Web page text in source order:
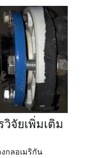
จัยเพิ่มเติม
กลอเมริกัน